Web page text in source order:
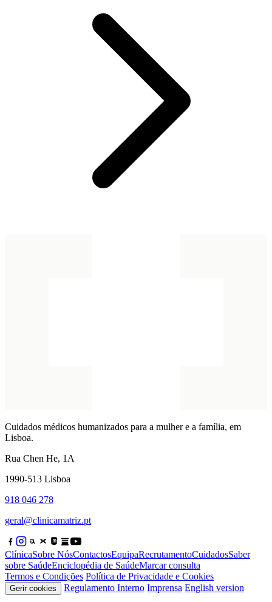
Cuidados médicos humanizados para a mulher e a família, em
Lisboa.
Rua Chen He, 1A
1990-513 Lisboa
918 046 278
geral@clinicamatriz.pt
ClínicaSobre NósContactosEquipaRecrutamentoCuidadosSaber
sobre SaúdeEnciclopédia de SaúdeMarcar consulta
Termos e Condições Política de Privacidade e Cookies
Gerir cookies Regulamento Interno Imprensa English version